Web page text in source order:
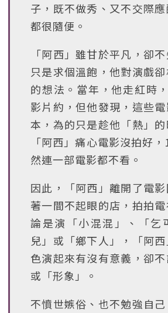
子，既不做秀、又不交際
都很隨便。
「阿西」雖甘於平凡，卻
只是求個溫飽，他對演戲
的想法。當年，他走紅時
影片約，但他發現，這些
本，為的只是趁他「熱」的
「阿西」痛心電影沒拍好
然連一部電影都不看。
因此，「阿西」離開了電
著一間不起眼的店，拍拍
論是演「小混混」、「乞
兒」或「鄉下人」，「阿
色演起來有沒有意義，卻不
或「形象」。
不憤世嫉俗、也不勉強自